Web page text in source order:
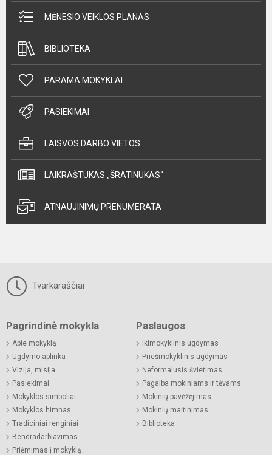
MĖNESIO VEIKLOS PLANAS
BIBLIOTEKA
PARAMA MOKYKLAI
PASIEKIMAI
LAISVOS DARBO VIETOS
LAIKRAŠTUKAS „ŠRATINUKAS“
ATNAUJINIMŲ PRENUMERATA
Tvarkaraščiai
Pagrindinė mokykla
Apie mokyklą
Ugdymo aplinka
Vizija, misija
Pasiekimai
Mokyklos simboliai
Mokyklos himnas
Tradiciniai renginiai
Bendradarbiavimas
Priėmimas į mokyklą
Paslaugos
Ikimokyklinis ugdymas
Priešmokyklinis ugdymas
Neformalusis švietimas
Pagalba mokiniams ir tėvams
Mokinių pavėžėjimas
Mokinių maitinimas
Biblioteka